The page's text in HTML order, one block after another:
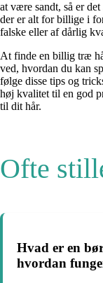
at være sandt, så er
der er alt for billige i
falske eller af dårlig
At finde en billig træ
ved, hvordan du kan
følge disse tips og
høj kvalitet til en god
til dit hår.
Ofte
Hvad er en
hvordan